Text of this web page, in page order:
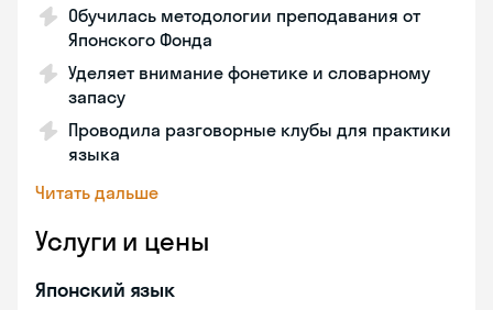
Обучилась методологии преподавания от
Японского Фонда
Уделяет внимание фонетике и словарному
запасу
Проводила разговорные клубы для практики
языка
Читать дальше
Услуги и цены
Японский язык